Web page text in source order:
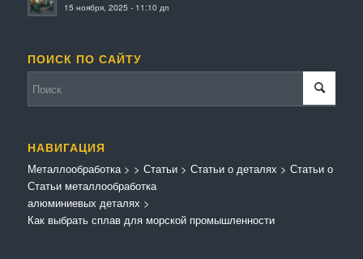
15 ноября, 2025 - 11:10 дп
ПОИСК ПО САЙТУ
НАВИГАЦИЯ
Металлообработка>
Статьи металлообработка
> Статьи> Статьи о деталях > Статьи о
алюминиевых деталях >
Как выбрать сплав для морской промышленности